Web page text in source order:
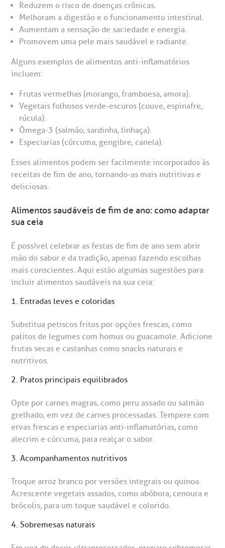
R. Colômbia, 332
CEP: 01438-000 | Jardim Paulista
São Paulo - SP
de órgãos
de cuidado
e perdidos
Reduzem o risco de doenças crônicas.
Melhoram a digestão e o funcionamento intestinal.
Aumentam a sensação de saciedade e energia.
Promovem uma pele mais saudável e radiante.
Alguns exemplos de alimentos anti-inflamatórios
incluem:
Frutas vermelhas (morango, framboesa, amora).
Vegetais folhosos verde-escuros (couve, espinafre,
rúcula).
Ômega-3 (salmão, sardinha, linhaça).
Especiarias (cúrcuma, gengibre, canela).
Esses alimentos podem ser facilmente incorporados às
receitas de fim de ano, tornando-as mais nutritivas e
deliciosas.
Alimentos saudáveis de fim de ano: como adaptar
sua ceia
É possível celebrar as festas de fim de ano sem abrir
mão do sabor e da tradição, apenas fazendo escolhas
mais conscientes. Aqui estão algumas sugestões para
incluir alimentos saudáveis na sua ceia:
1. Entradas leves e coloridas
Substitua petiscos fritos por opções frescas, como
palitos de legumes com homus ou guacamole. Adicione
frutas secas e castanhas como snacks naturais e
nutritivos.
2. Pratos principais equilibrados
Opte por carnes magras, como peru assado ou salmão
grelhado, em vez de carnes processadas. Tempere com
ervas frescas e especiarias anti-inflamatórias, como
alecrim e cúrcuma, para realçar o sabor.
3. Acompanhamentos nutritivos
Troque arroz branco por versões integrais ou quinoa.
Acrescente vegetais assados, como abóbora, cenoura e
brócolis, para um toque saudável e colorido.
4. Sobremesas naturais